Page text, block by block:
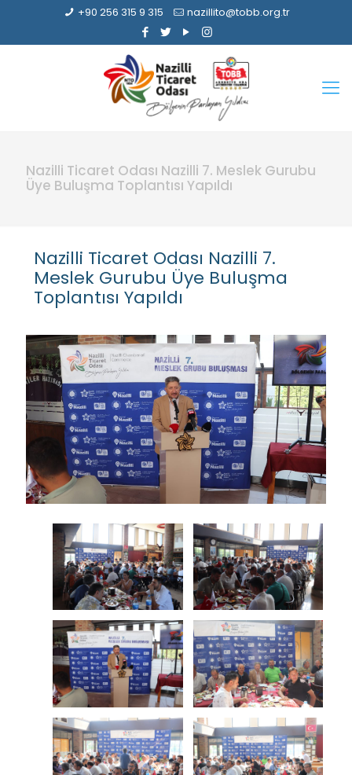
+90 256 315 9 315 nazillito@tobb.org.tr
Nazilli Ticaret Odası Nazilli 7. Meslek Gurubu
Üye Buluşma Toplantısı Yapıldı
Nazilli Ticaret Odası Nazilli 7.
Meslek Gurubu Üye Buluşma
Toplantısı Yapıldı